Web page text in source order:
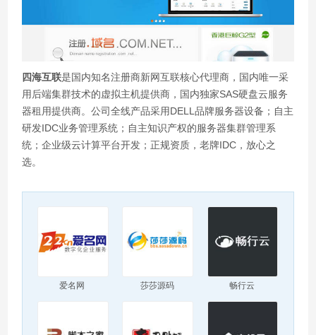
四海互联是国内知名注册商新网互联核心代理商，国内唯一采
用后端集群技术的虚拟主机提供商，国内独家SAS硬盘云服务
器租用提供商。公司全线产品采用DELL品牌服务器设备；自主
研发IDC业务管理系统；自主知识产权的服务器集群管理系
统；企业级云计算平台开发；正规资质，老牌IDC，放心之
选。
爱名网 莎莎源码 畅行云